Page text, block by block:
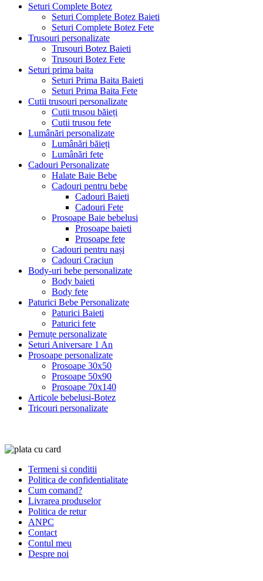
Seturi Complete Botez
Seturi Complete Botez Baieti
Seturi Complete Botez Fete
Trusouri personalizate
Trusouri Botez Baieti
Trusouri Botez Fete
Seturi prima baita
Seturi Prima Baita Baieti
Seturi Prima Baita Fete
Cutii trusouri personalizate
Cutii trusou băieți
Cutii trusou fete
Lumânări personalizate
Lumânări băieți
Lumânări fete
Cadouri Personalizate
Halate Baie Bebe
Cadouri pentru bebe
Cadouri Baieti
Cadouri Fete
Prosoape Baie bebelusi
Prosoape baieti
Prosoape fete
Cadouri pentru nași
Cadouri Craciun
Body-uri bebe personalizate
Body baieti
Body fete
Paturici Bebe Personalizate
Paturici Baieti
Paturici fete
Pernuțe personalizate
Seturi Aniversare 1 An
Prosoape personalizate
Prosoape 30x50
Prosoape 50x90
Prosoape 70x140
Articole bebelusi-Botez
Tricouri personalizate
Termeni si conditii
Politica de confidentialitate
Cum comand?
Livrarea produselor
Politica de retur
ANPC
Contact
Contul meu
Despre noi